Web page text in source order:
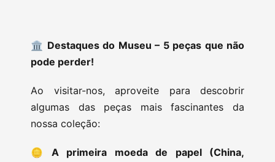
🏛️ Destaques do Museu – 5 peças que não
pode perder!
Ao visitar-nos, aproveite para descobrir
algumas das peças mais fascinantes da
nossa coleção:
🪙 A primeira moeda de papel (China,